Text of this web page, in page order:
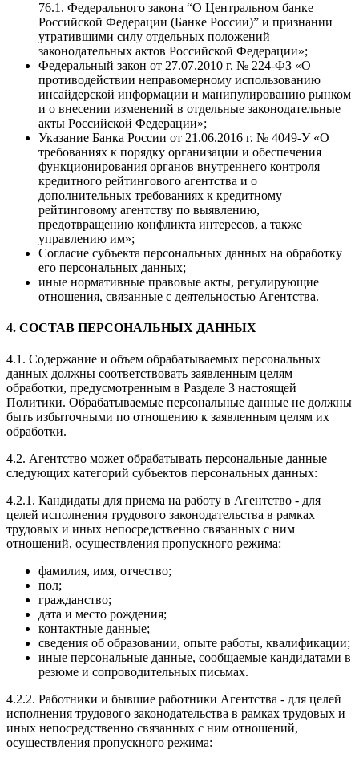
76.1. Федерального закона “О Центральном банке
Российской Федерации (Банке России)” и признании
утратившими силу отдельных положений
законодательных актов Российской Федерации»;
Федеральный закон от 27.07.2010 г. № 224-ФЗ «О
противодействии неправомерному использованию
инсайдерской информации и манипулированию рынком
и о внесении изменений в отдельные законодательные
акты Российской Федерации»;
Указание Банка России от 21.06.2016 г. № 4049-У «О
требованиях к порядку организации и обеспечения
функционирования органов внутреннего контроля
кредитного рейтингового агентства и о
дополнительных требованиях к кредитному
рейтинговому агентству по выявлению,
предотвращению конфликта интересов, а также
управлению им»;
Согласие субъекта персональных данных на обработку
его персональных данных;
иные нормативные правовые акты, регулирующие
отношения, связанные с деятельностью Агентства.
4. СОСТАВ ПЕРСОНАЛЬНЫХ ДАННЫХ
4.1. Содержание и объем обрабатываемых персональных
данных должны соответствовать заявленным целям
обработки, предусмотренным в Разделе 3 настоящей
Политики. Обрабатываемые персональные данные не должны
быть избыточными по отношению к заявленным целям их
обработки.
4.2. Агентство может обрабатывать персональные данные
следующих категорий субъектов персональных данных:
4.2.1. Кандидаты для приема на работу в Агентство - для
целей исполнения трудового законодательства в рамках
трудовых и иных непосредственно связанных с ним
отношений, осуществления пропускного режима:
фамилия, имя, отчество;
пол;
гражданство;
дата и место рождения;
контактные данные;
сведения об образовании, опыте работы, квалификации;
иные персональные данные, сообщаемые кандидатами в
резюме и сопроводительных письмах.
4.2.2. Работники и бывшие работники Агентства - для целей
исполнения трудового законодательства в рамках трудовых и
иных непосредственно связанных с ним отношений,
осуществления пропускного режима: